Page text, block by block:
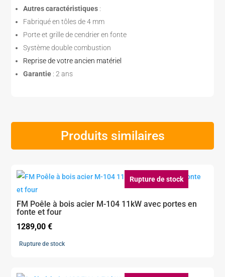
Autres caractéristiques :
Fabriqué en tôles de 4 mm
Porte et grille de cendrier en fonte
Système double combustion
Reprise de votre ancien matériel
Garantie : 2 ans
Produits similaires
Rupture de stock
FM Poêle à bois acier M-104 11kW avec portes en
fonte et four
1289,00€
Rupture de stock